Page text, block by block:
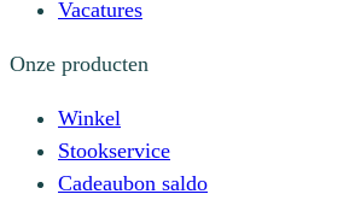
Vacatures
Onze producten
Winkel
Stookservice
Cadeaubon saldo